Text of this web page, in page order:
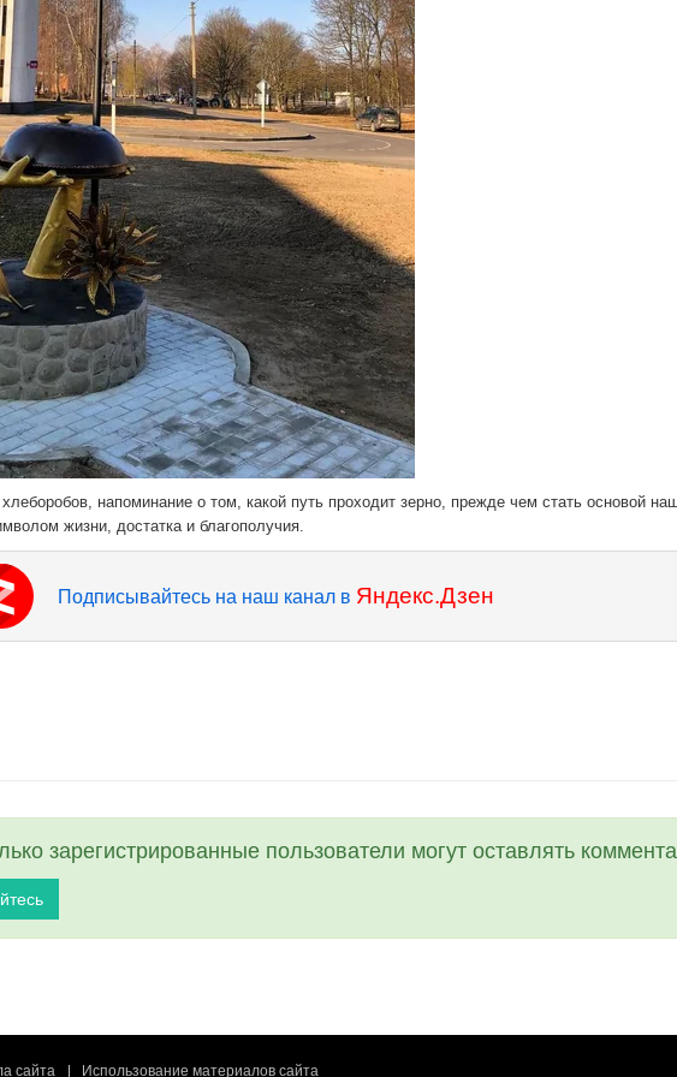
напоминание о том, какой путь проходит зерно, прежде чем стать основой
жизни, достатка и благополучия.
Подписывайтесь на наш канал в Яндекс.Дзен
зарегистрированные пользователи могут оставлять
сайта Использование материалов сайта